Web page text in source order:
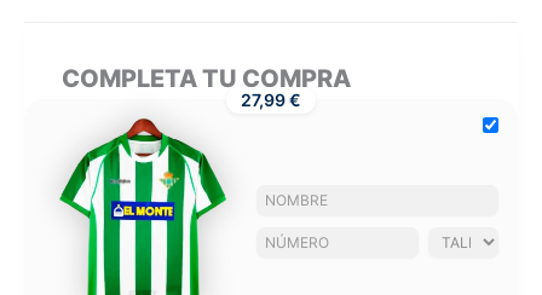
COMPLETA TU COMPRA
27,99 €